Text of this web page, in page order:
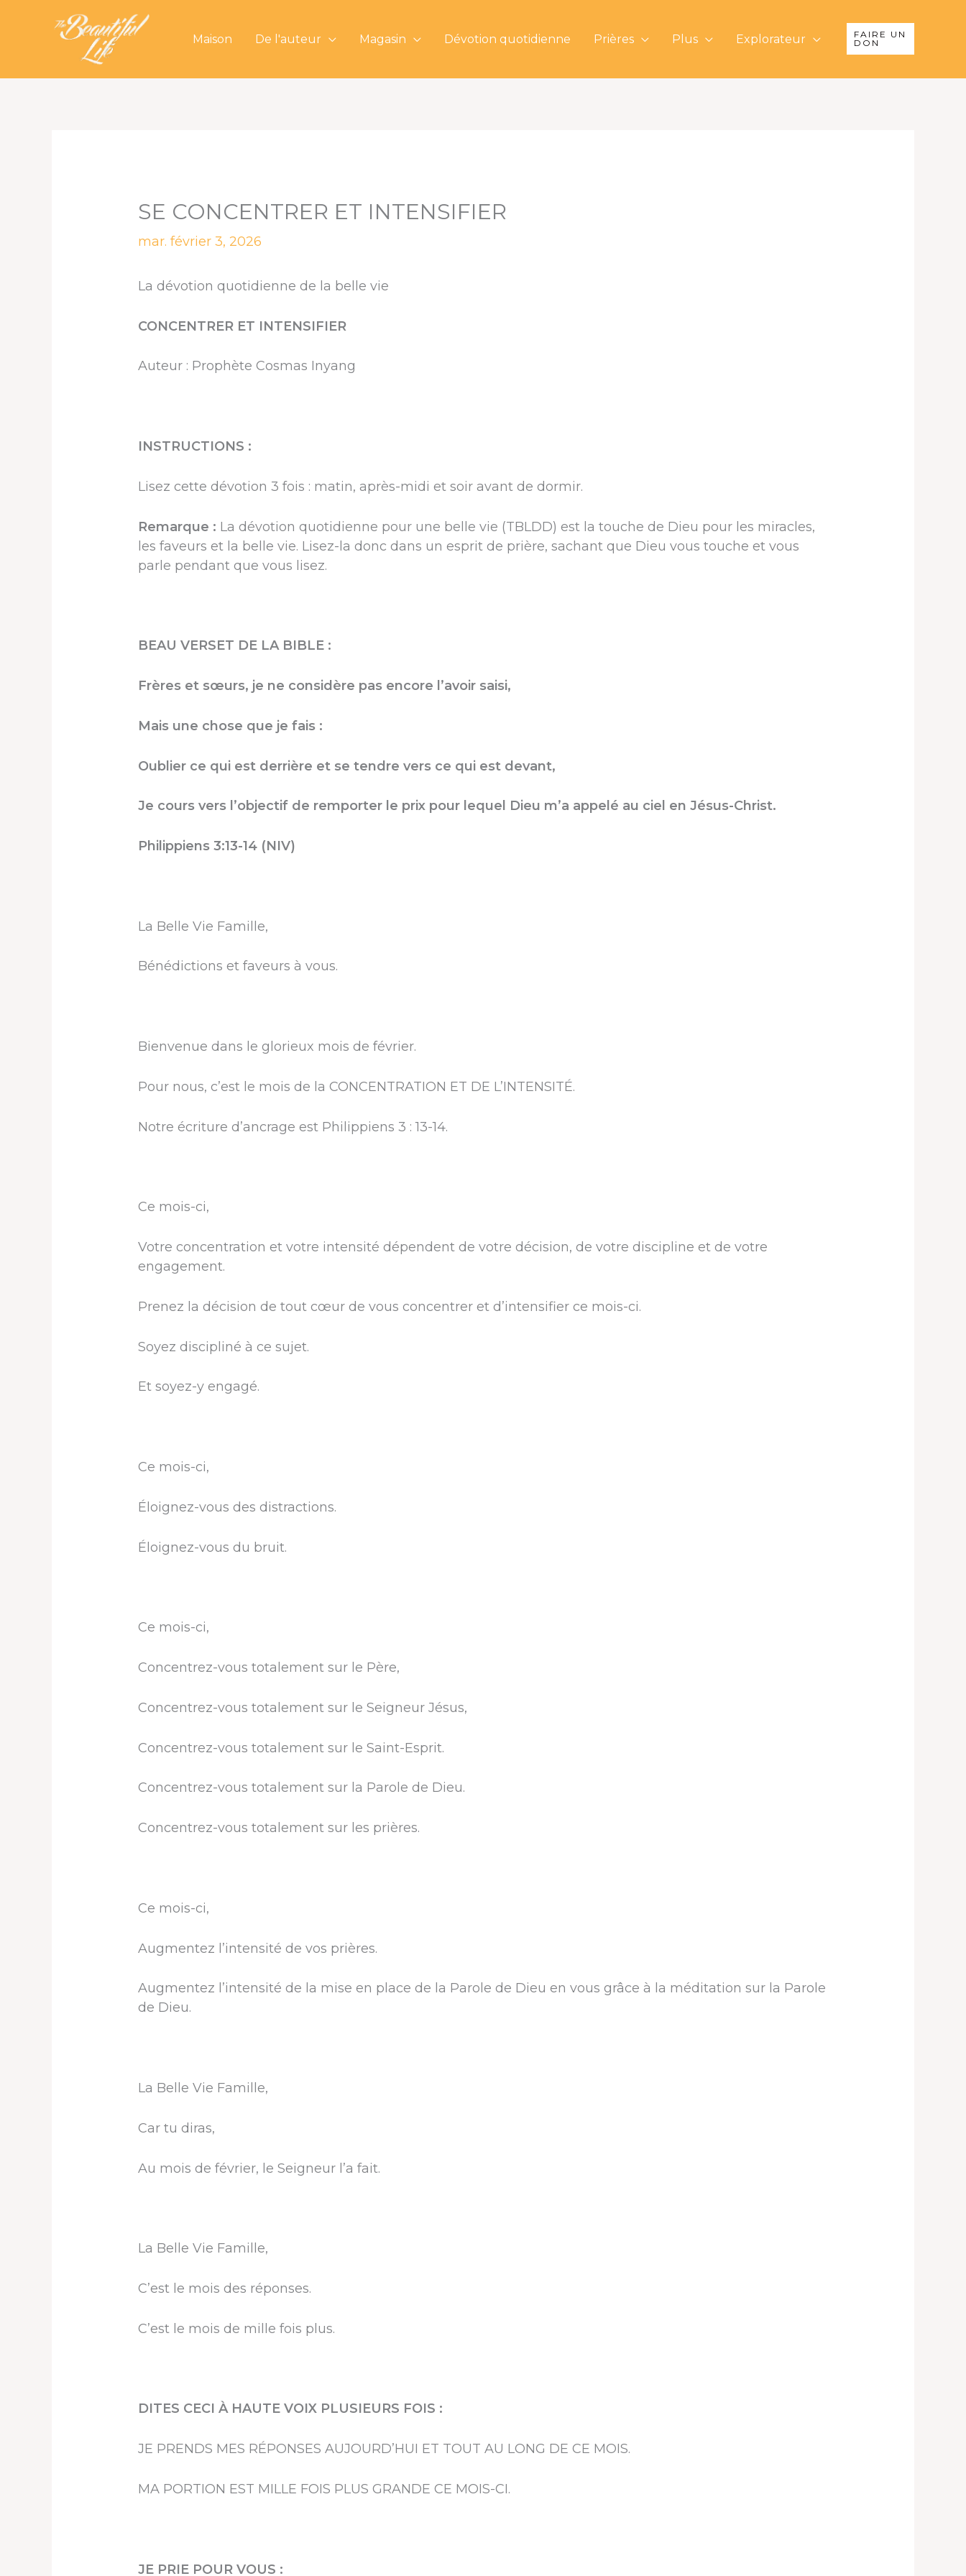
Maison De l'auteur Magasin Dévotion quotidienne Prières Plus Explorateur
FAIRE UN
DON
SE CONCENTRER ET INTENSIFIER
mar. février 3, 2026
La dévotion quotidienne de la belle vie
CONCENTRER ET INTENSIFIER
Auteur : Prophète Cosmas Inyang
INSTRUCTIONS :
Lisez cette dévotion 3 fois : matin, après-midi et soir avant de dormir.
Remarque : La dévotion quotidienne pour une belle vie (TBLDD) est la touche de Dieu pour les miracles,
les faveurs et la belle vie. Lisez-la donc dans un esprit de prière, sachant que Dieu vous touche et vous
parle pendant que vous lisez.
BEAU VERSET DE LA BIBLE :
Frères et sœurs, je ne considère pas encore l’avoir saisi,
Mais une chose que je fais :
Oublier ce qui est derrière et se tendre vers ce qui est devant,
Je cours vers l’objectif de remporter le prix pour lequel Dieu m’a appelé au ciel en Jésus-Christ.
Philippiens 3:13-14 (NIV)
La Belle Vie Famille,
Bénédictions et faveurs à vous.
Bienvenue dans le glorieux mois de février.
Pour nous, c’est le mois de la CONCENTRATION ET DE L’INTENSITÉ.
Notre écriture d’ancrage est Philippiens 3 : 13-14.
Ce mois-ci,
Votre concentration et votre intensité dépendent de votre décision, de votre discipline et de votre
engagement.
Prenez la décision de tout cœur de vous concentrer et d’intensifier ce mois-ci.
Soyez discipliné à ce sujet.
Et soyez-y engagé.
Ce mois-ci,
Éloignez-vous des distractions.
Éloignez-vous du bruit.
Ce mois-ci,
Concentrez-vous totalement sur le Père,
Concentrez-vous totalement sur le Seigneur Jésus,
Concentrez-vous totalement sur le Saint-Esprit.
Concentrez-vous totalement sur la Parole de Dieu.
Concentrez-vous totalement sur les prières.
Ce mois-ci,
Augmentez l’intensité de vos prières.
Augmentez l’intensité de la mise en place de la Parole de Dieu en vous grâce à la méditation sur la Parole
de Dieu.
La Belle Vie Famille,
Car tu diras,
Au mois de février, le Seigneur l’a fait.
La Belle Vie Famille,
C’est le mois des réponses.
C’est le mois de mille fois plus.
DITES CECI À HAUTE VOIX PLUSIEURS FOIS :
JE PRENDS MES RÉPONSES AUJOURD’HUI ET TOUT AU LONG DE CE MOIS.
MA PORTION EST MILLE FOIS PLUS GRANDE CE MOIS-CI.
JE PRIE POUR VOUS :